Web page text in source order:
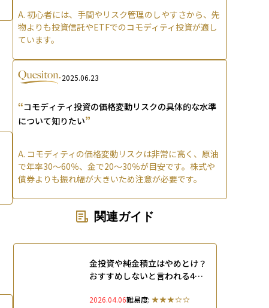
A. 初心者には、手間やリスク管理のしやすさから、先
物よりも投資信託やETFでのコモディティ投資が適し
ています。
2025.06.23
“コモディティ投資の価格変動リスクの具体的な水準
について知りたい”
A. コモディティの価格変動リスクは非常に高く、原油
で年率30〜60％、金で20〜30％が目安です。株式や
債券よりも振れ幅が大きいため注意が必要です。
関連ガイド
金投資や純金積立はやめとけ？
おすすめしないと言われる4つ
用法を解説
2026.04.06難易度: